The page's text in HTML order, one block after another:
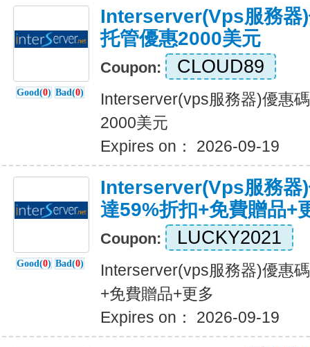
Good(0) Bad(0)
Interserver(vps服務器
托管優惠2000美元
Coupon: CLOUD89
Interserver(vps服務器)優惠
2000美元
Expires on： 2026-09-19
Good(0) Bad(0)
Interserver(vps服務器
達59%折扣+免費贈品+
Coupon: LUCKY2021
Interserver(vps服務器)優惠
+免費贈品+更多
Expires on： 2026-09-19